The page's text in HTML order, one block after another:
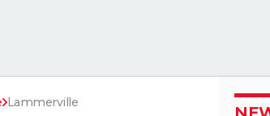
Lammerville